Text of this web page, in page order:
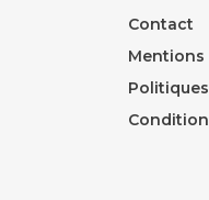
Contact
Mentions